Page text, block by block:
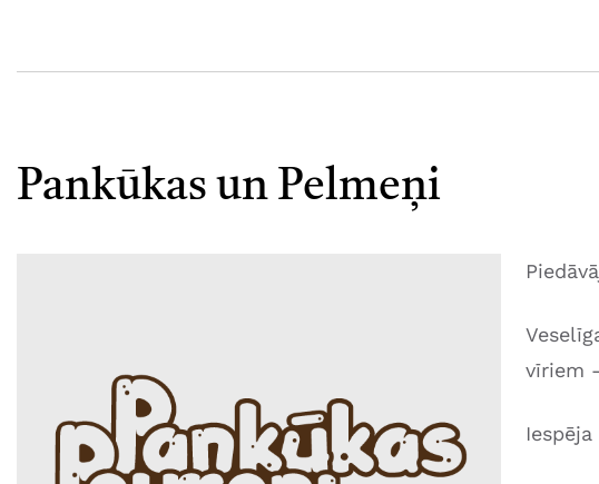
Pankūkas un Pelmeņi
vīriem